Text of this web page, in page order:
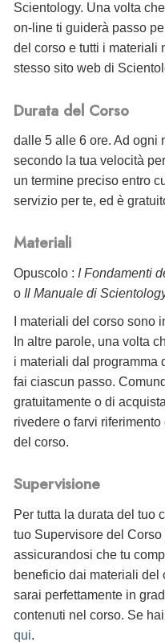
Scientology. Una volta
on-line ti guiderà passo
del corso e tutti i materiali
stesso sito web di
Durata del Corso
dalle 5 alle 6 ore. Ad ogni
secondo la tua velocità
un termine preciso entro
servizio per te, ed è
Materiali
Opuscolo : I Fondamenti
o Il Manuale di
I materiali del corso sono
In altre parole, una volta
i materiali dal programma
fai ciascun passo.
gratuitamente o di
rivedere o farvi
del corso.
Supervisione
Per tutta la durata del tuo
tuo Supervisore del
assicurandosi che tu
beneficio dai materiali del
sarai perfettamente in
contenuti nel corso. Se
qui.